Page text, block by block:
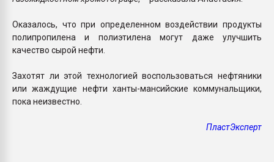
Оказалось, что при определенном воздействии продукты
полипропилена и полиэтилена могут даже улучшить
качество сырой нефти.
Захотят ли этой технологией воспользоваться нефтяники
или жаждущие нефти ханты-мансийские коммунальщики,
пока неизвестно.
ПластЭксперт